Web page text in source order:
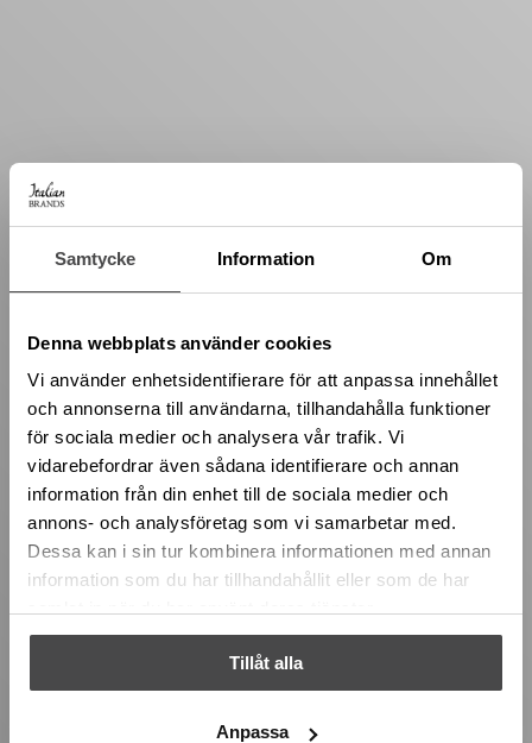
Samtycke Information Om
Denna webbplats använder cookies
Vi använder enhetsidentifierare för att anpassa innehållet
och annonserna till användarna, tillhandahålla funktioner
för sociala medier och analysera vår trafik. Vi
vidarebefordrar även sådana identifierare och annan
information från din enhet till de sociala medier och
annons- och analysföretag som vi samarbetar med.
Dessa kan i sin tur kombinera informationen med annan
information som du har tillhandahållit eller som de har
Tillåt alla
Anpassa